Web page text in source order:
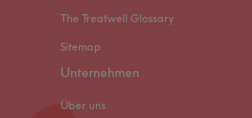
The Treatwell Glossary
Sitemap
Unternehmen
Über uns